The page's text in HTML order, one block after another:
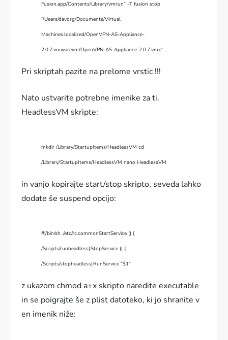
Fusion.app/Contents/Library/vmrun” -T fusion stop
“/Users/davorg/Documents/Virtual
Machines.localized/OpenVPN-AS-Appliance-
2.0.7.vmwarevm/OpenVPN-AS-Appliance-2.0.7.vmx”
Pri skriptah pazite na prelome vrstic !!!
Nato ustvarite potrebne imenike za ti.
HeadlessVM skripte:
mkdir /Library/StartupItems/HeadlessVMcd
/Library/StartupItems/HeadlessVMnano HeadlessVM
in vanjo kopirajte start/stop skripto, seveda lahko
dodate še suspend opcijo:
#!/bin/sh. /etc/rc.commonStartService (){
/Scripts/runheadless}StopService (){
/Scripts/stopheadless}RunService “$1”
z ukazom chmod a+x skripto naredite executable
in se poigrajte še z plist datoteko, ki jo shranite v
en imenik niže: